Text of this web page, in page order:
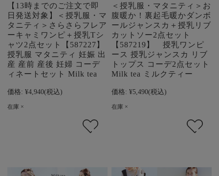
【13時までのご注文で即
日発送対象】＜授乳服・マ
タニティ＞さらさらフレア
ーキャミワンピ＋授乳Tシ
ャツ2点セット【587227】
授乳服 マタニティ 妊娠 出
産 産前 産後 妊婦 コーデ
ィネートセット Milk tea
価格: ¥4,940(税込)
在庫 ×
＜授乳服・マタニティ＞お
腹暖か！裏起毛暖かダンボ
ールジャンスカ＋授乳リブ
カットソー2点セット
【587219】 授乳ワンピ
ース 授乳ジャンスカ リブ
トップス コーデ2点セット
Milk tea ミルクティー
価格: ¥5,490(税込)
在庫 ×